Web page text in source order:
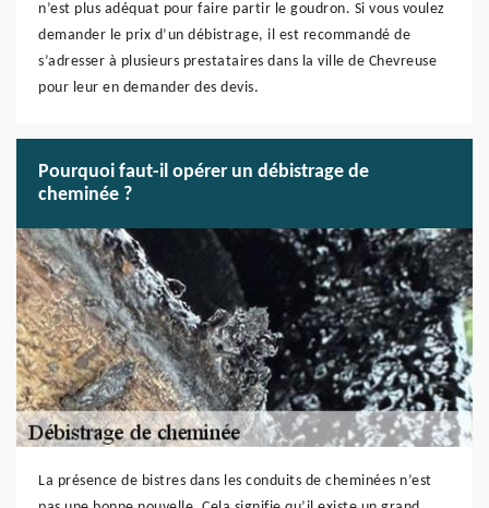
n’est plus adéquat pour faire partir le goudron. Si vous voulez
demander le prix d’un débistrage, il est recommandé de
s’adresser à plusieurs prestataires dans la ville de Chevreuse
pour leur en demander des devis.
Pourquoi faut-il opérer un débistrage de
cheminée ?
La présence de bistres dans les conduits de cheminées n’est